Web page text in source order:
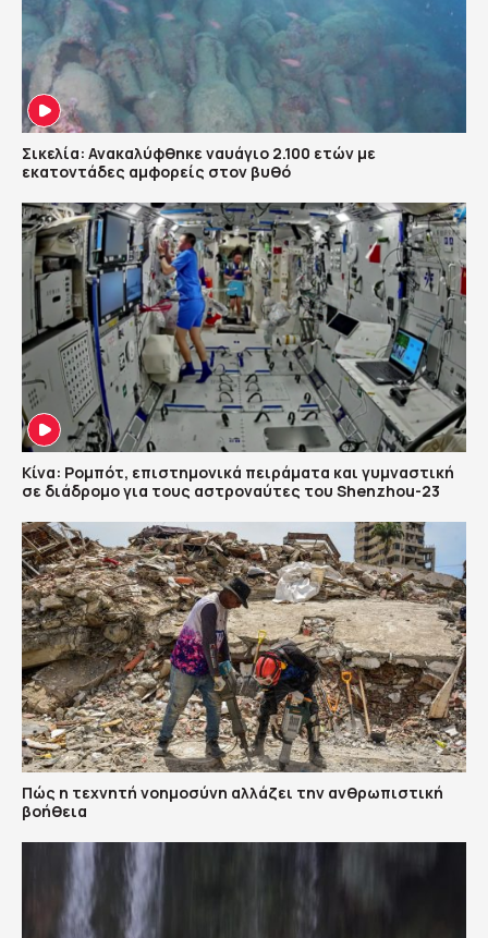
Σικελία: Ανακαλύφθηκε ναυάγιο 2.100 ετών με
εκατοντάδες αμφορείς στον βυθό
Κίνα: Ρομπότ, επιστημονικά πειράματα και γυμναστική
σε διάδρομο για τους αστροναύτες του Shenzhou-23
Πώς η τεχνητή νοημοσύνη αλλάζει την ανθρωπιστική
βοήθεια